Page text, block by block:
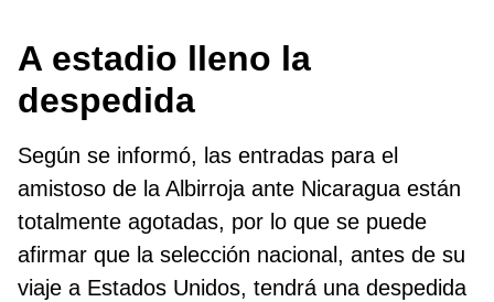
A estadio lleno la
despedida
Según se informó, las entradas para el
amistoso de la Albirroja ante Nicaragua están
totalmente agotadas, por lo que se puede
afirmar que la selección nacional, antes de su
viaje a Estados Unidos, tendrá una despedida